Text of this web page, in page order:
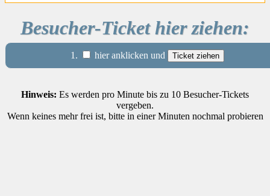
Besucher-Ticket hier ziehen:
1. hier anklicken und
Hinweis: Es werden pro Minute bis zu 10 Besucher-Tickets
vergeben.
Wenn keines mehr frei ist, bitte in einer Minuten nochmal probieren